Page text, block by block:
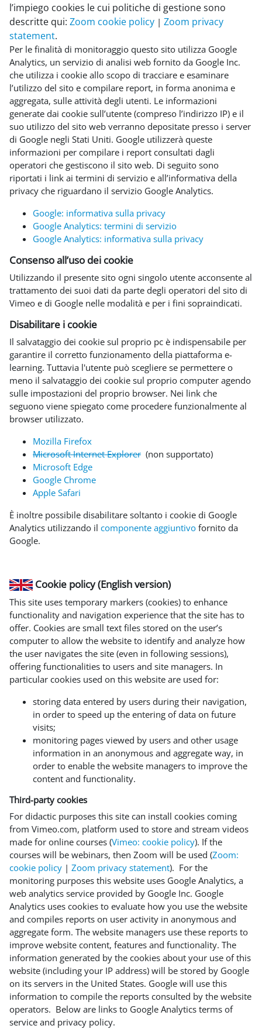
l’impiego cookies le cui politiche di gestione sono
descritte qui: Zoom cookie policy | Zoom privacy
statement.
Per le finalità di monitoraggio questo sito utilizza Google
Analytics, un servizio di analisi web fornito da Google Inc.
che utilizza i cookie allo scopo di tracciare e esaminare
l’utilizzo del sito e compilare report, in forma anonima e
aggregata, sulle attività degli utenti. Le informazioni
generate dai cookie sull’utente (compreso l’indirizzo IP) e il
suo utilizzo del sito web verranno depositate presso i server
di Google negli Stati Uniti. Google utilizzerà queste
informazioni per compilare i report consultati dagli
operatori che gestiscono il sito web. Di seguito sono
riportati i link ai termini di servizio e all’informativa della
privacy che riguardano il servizio Google Analytics.
Google: informativa sulla privacy
Google Analytics: termini di servizio
Google Analytics: informativa sulla privacy
Consenso all’uso dei cookie
Utilizzando il presente sito ogni singolo utente acconsente al
trattamento dei suoi dati da parte degli operatori del sito di
Vimeo e di Google nelle modalità e per i fini sopraindicati.
Disabilitare i cookie
Il salvataggio dei cookie sul proprio pc è indispensabile per
garantire il corretto funzionamento della piattaforma e-
learning. Tuttavia l'utente può scegliere se permettere o
meno il salvataggio dei cookie sul proprio computer agendo
sulle impostazioni del proprio browser. Nei link che
seguono viene spiegato come procedere funzionalmente al
browser utilizzato.
Mozilla Firefox
Microsoft Internet Explorer (non supportato)
Microsoft Edge
Google Chrome
Apple Safari
È inoltre possibile disabilitare soltanto i cookie di Google
Analytics utilizzando il componente aggiuntivo fornito da
Google.
Cookie policy (English version)
This site uses temporary markers (cookies) to enhance
functionality and navigation experience that the site has to
offer. Cookies are small text files stored on the user’s
computer to allow the website to identify and analyze how
the user navigates the site (even in following sessions),
offering functionalities to users and site managers. In
particular cookies used on this website are used for:
storing data entered by users during their navigation,
in order to speed up the entering of data on future
visits;
monitoring pages viewed by users and other usage
information in an anonymous and aggregate way, in
order to enable the website managers to improve the
content and functionality.
Third-party cookies
For didactic purposes this site can install cookies coming
from Vimeo.com, platform used to store and stream videos
made for online courses (Vimeo: cookie policy). If the
courses will be webinars, then Zoom will be used (Zoom:
cookie policy | Zoom privacy statement). For the
monitoring purposes this website uses Google Analytics, a
web analytics service provided by Google Inc. Google
Analytics uses cookies to evaluate how you use the website
and compiles reports on user activity in anonymous and
aggregate form. The website managers use these reports to
improve website content, features and functionality. The
information generated by the cookies about your use of this
website (including your IP address) will be stored by Google
on its servers in the United States. Google will use this
information to compile the reports consulted by the website
operators. Below are links to Google Analytics terms of
service and privacy policy.